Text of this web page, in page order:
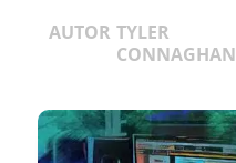
AUTOR TYLER
CONNAGHAN